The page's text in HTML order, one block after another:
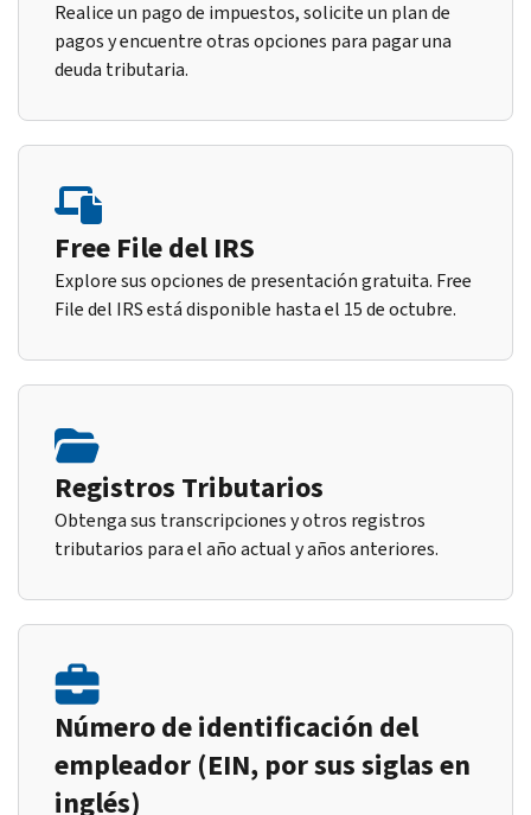
Realice un pago de impuestos, solicite un plan de
pagos y encuentre otras opciones para pagar una
deuda tributaria.
Free File del IRS
Explore sus opciones de presentación gratuita. Free
File del IRS está disponible hasta el 15 de octubre.
Registros Tributarios
Obtenga sus transcripciones y otros registros
tributarios para el año actual y años anteriores.
Número de identificación del
empleador (EIN, por sus siglas en
inglés)